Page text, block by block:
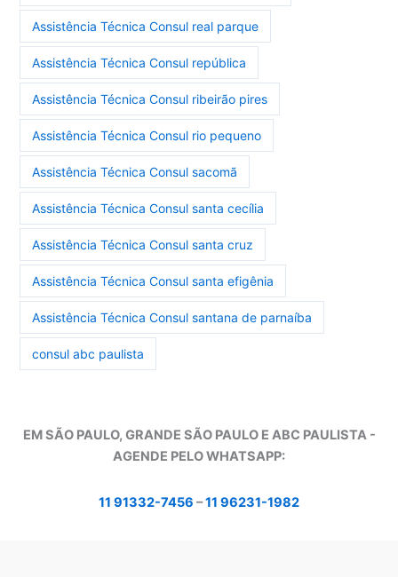
Assistência Técnica Consul real parque
Assistência Técnica Consul república
Assistência Técnica Consul ribeirão pires
Assistência Técnica Consul rio pequeno
Assistência Técnica Consul sacomã
Assistência Técnica Consul santa cecília
Assistência Técnica Consul santa cruz
Assistência Técnica Consul santa efigênia
Assistência Técnica Consul santana de parnaíba
consul abc paulista
EM SÃO PAULO, GRANDE SÃO PAULO E ABC PAULISTA -
AGENDE PELO WHATSAPP:
11 91332-7456 –11 96231-1982